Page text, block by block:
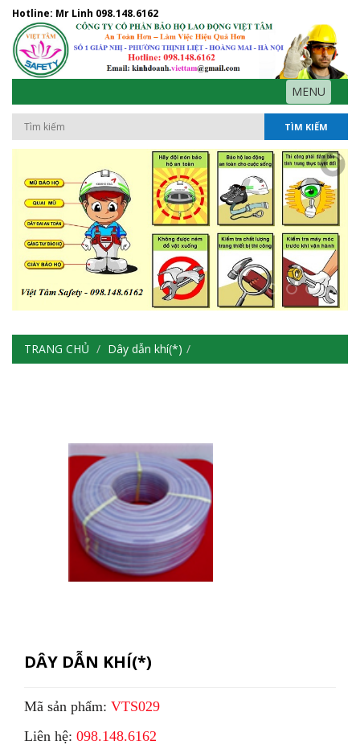
Hotline: Mr Linh 098.148.6162
MENU
TÌM KIẾM
TRANG CHỦ Dây dẫn khí(*)
DÂY DẪN KHÍ(*)
Mã sản phẩm: VTS029
Liên hệ: 098.148.6162